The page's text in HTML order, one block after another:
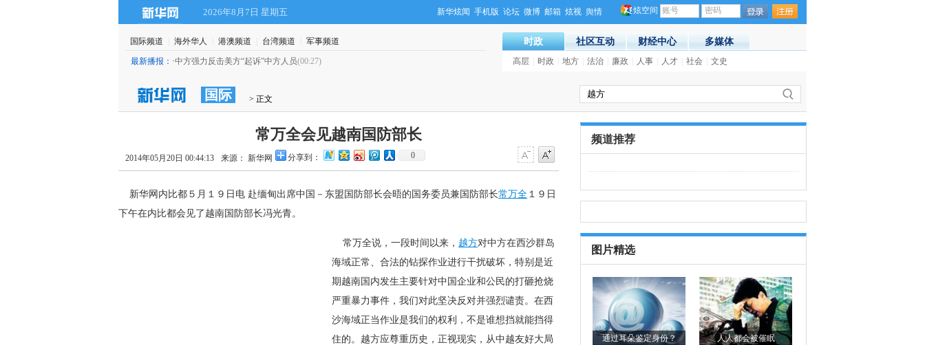
2026年8月7日 星期五 炫空间 账号 密码
新华炫闻 手机版 论坛 微博 邮箱 炫视 舆情
国际频道 海外华人 港澳频道 台湾频道 军事频道
最新播报：
(00:39) ·中方强力反击美方“起诉”中方人员(00:27) 南非总统呼吁非盟建立应急部队(00:18)
时政 社区互动 财经中心 多媒体
高层 时政 地方 法治 廉政 人事 人才 社会 文史
国际 > 正文
常万全会见越南国防部长
2014年05月20日 00:44:13 来源： 新华网 分享到： 0
新华网内比都５月１９日电 赴缅甸出席中国－东盟国防部长会晤的国务委员兼国防部长常万全 １９日
下午在内比都会见了越南国防部长冯光青。
常万全说，一段时间以来， 越方对中方在西沙群岛
海域正常、合法的钻探作业进行干扰破坏，特别是近
期越南国内发生主要针对中国企业和公民的打砸抢烧
严重暴力事件，我们对此坚决反对并强烈谴责。在西
沙海域正当作业是我们的权利，不是谁想挡就能挡得
住的。越方应尊重历史，正视现实，从中越友好大局
频道推荐